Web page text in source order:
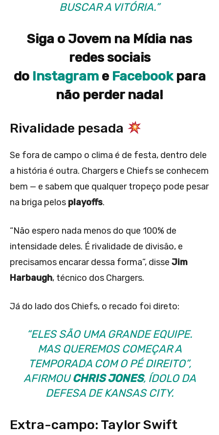
BUSCAR A VITÓRIA.”
Siga o Jovem na Mídia nas
redes sociais
do Instagram e Facebookpara
não perder nada!
Rivalidade pesada
Se fora de campo o clima é de festa, dentro dele
a história é outra. Chargers e Chiefs se conhecem
bem — e sabem que qualquer tropeço pode pesar
na briga pelos playoffs.
“Não espero nada menos do que 100% de
intensidade deles. É rivalidade de divisão, e
precisamos encarar dessa forma”, disse Jim
Harbaugh, técnico dos Chargers.
Já do lado dos Chiefs, o recado foi direto:
“ELES SÃO UMA GRANDE EQUIPE.
MAS QUEREMOS COMEÇAR A
TEMPORADA COM O PÉ DIREITO”,
AFIRMOUCHRIS JONES, ÍDOLO DA
DEFESA DE KANSAS CITY.
Extra-campo: Taylor Swift